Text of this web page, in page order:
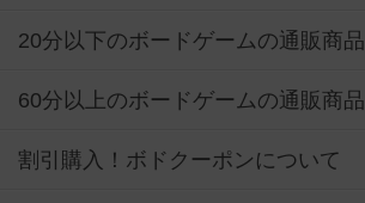
20分以下のボードゲームの通販商品
60分以上のボードゲームの通販商品
割引購入！ボドクーポンについて